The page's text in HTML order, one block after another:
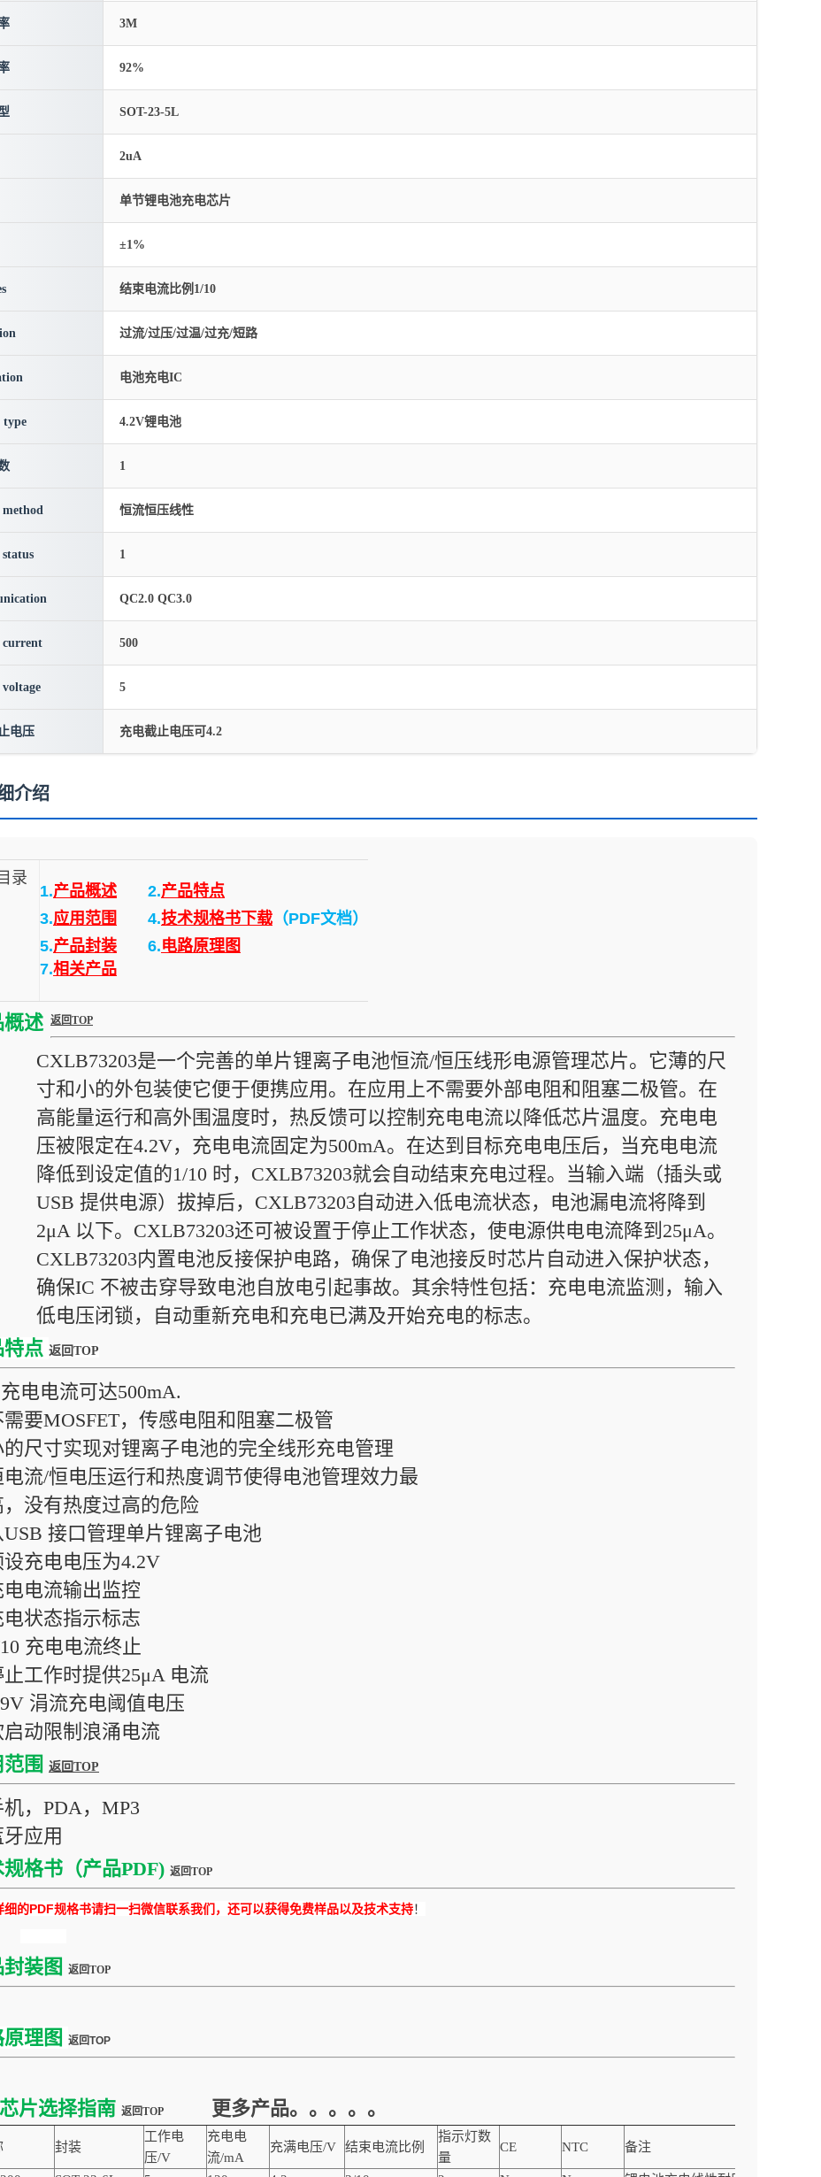
3M
92%
SOT-23-5L
2uA
单节锂电池充电芯片
±1%
结束电流比例1/10
过流/过压/过温/过充/短路
电池充电IC
type 4.2V锂电池
1
method 恒流恒压线性
1
QC2.0 QC3.0
current 500
5
电压 充电截止电压可4.2
介绍
目录
1.产品概述 2.产品特点
3.应用范围 4.技术规格书下载 （PDF文档）
5.产品封装 6.电路原理图
7.相关产品
概述 返回TOP
CXLB73203是一个完善的单片锂离子电池恒流/恒压线形电源管理芯片。它薄的尺
寸和小的外包装使它便于便携应用。在应用上不需要外部电阻和阻塞二极管。在
高能量运行和高外围温度时，热反馈可以控制充电电流以降低芯片温度。充电电
压被限定在4.2V，充电电流固定为500mA。在达到目标充电电压后，当充电电流
降低到设定值的1/10 时，CXLB73203就会自动结束充电过程。当输入端（插头或
USB 提供电源）拔掉后，CXLB73203自动进入低电流状态，电池漏电流将降到
2μA 以下。CXLB73203还可被设置于停止工作状态，使电源供电电流降到25μA。
CXLB73203内置电池反接保护电路，确保了电池接反时芯片自动进入保护状态，
确保IC 不被击穿导致电池自放电引起事故。其余特性包括：充电电流监测，输入
低电压闭锁，自动重新充电和充电已满及开始充电的标志。
点 返回TOP
电电流可达500mA.
需要MOSFET，传感电阻和阻塞二极管
的尺寸实现对锂离子电池的完全线形充电管理
电流/恒电压运行和热度调节使得电池管理效力最
，没有热度过高的危险
USB 接口管理单片锂离子电池
设充电电压为4.2V
电电流输出监控
电状态指示标志
充电电流终止
止工作时提供25μA 电流
涓流充电阈值电压
启动限制浪涌电流
围
返回TOP
机，PDA，MP3
牙应用
规格书（产品PDF) 返回TOP
的PDF规格书请扫一扫微信联系我们，还可以获得免费样品以及技术支持！
装图 返回TOP
理图 返回TOP
片选择指南 返回TOP 更多产品。。。。。
封装
工作电
压/V
充电电
流/mA
充满电压/V 结束电流比例
指示灯数
量
CE NTC 备注